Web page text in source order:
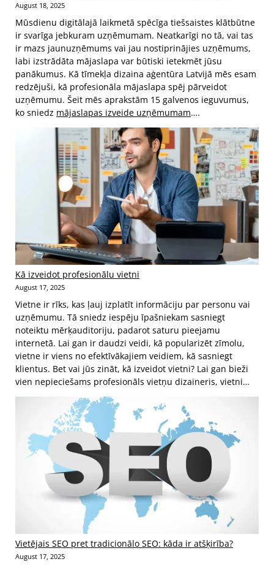
August 18, 2025
Mūsdienu digitālajā laikmetā spēcīga tiešsaistes klātbūtne
ir svarīga jebkuram uzņēmumam. Neatkarīgi no tā, vai tas
ir mazs jaunuzņēmums vai jau nostiprinājies uzņēmums,
labi izstrādāta mājaslapa var būtiski ietekmēt jūsu
panākumus. Kā tīmekļa dizaina aģentūra Latvijā mēs esam
redzējuši, kā profesionāla mājaslapa spēj pārveidot
uzņēmumu. Šeit mēs aprakstām 15 galvenos ieguvumus,
ko sniedz mājaslapas izveide uzņēmumam….
Kā izveidot profesionālu vietni
August 17, 2025
Vietne ir rīks, kas ļauj izplatīt informāciju par personu vai
uzņēmumu. Tā sniedz iespēju īpašniekam sasniegt
noteiktu mērķauditoriju, padarot saturu pieejamu
internetā. Lai gan ir daudzi veidi, kā popularizēt zīmolu,
vietne ir viens no efektīvākajiem veidiem, kā sasniegt
klientus. Bet vai jūs zināt, kā izveidot vietni? Lai gan bieži
vien nepieciešams profesionāls vietņu dizaineris, vietni…
Vietējais SEO pret tradicionālo SEO: kāda ir atšķirība?
August 17, 2025